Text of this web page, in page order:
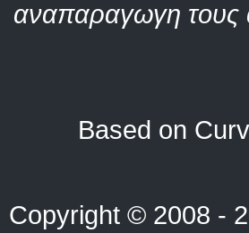
αναπαραγωγη τους
Based on
Copyright © 2008 -